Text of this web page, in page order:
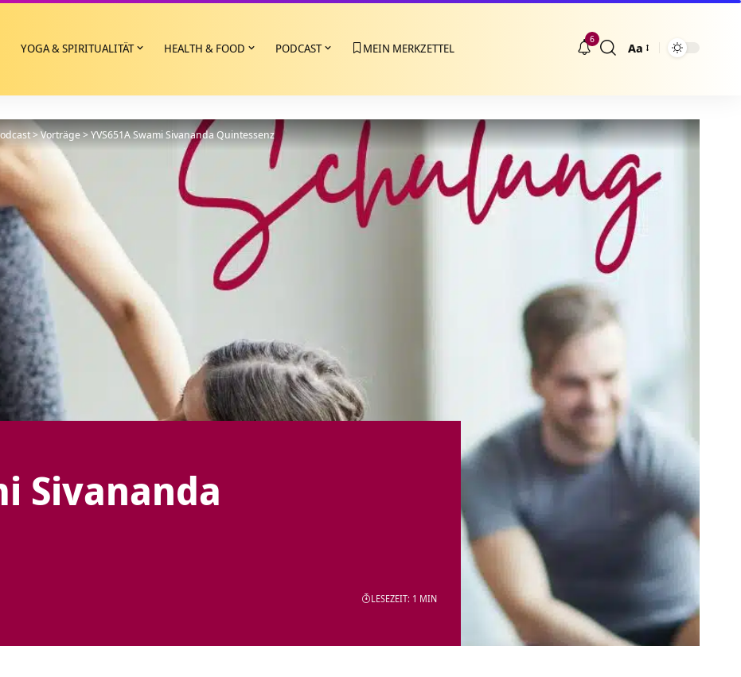
YOGA & SPIRITUALITÄT HEALTH & FOOD PODCAST MEIN MERKZETTEL
6
Größenänderung
Aa
>Vorträge>YVS651A Swami Sivananda Quintessenz
Sivananda
LESEZEIT: 1 MIN